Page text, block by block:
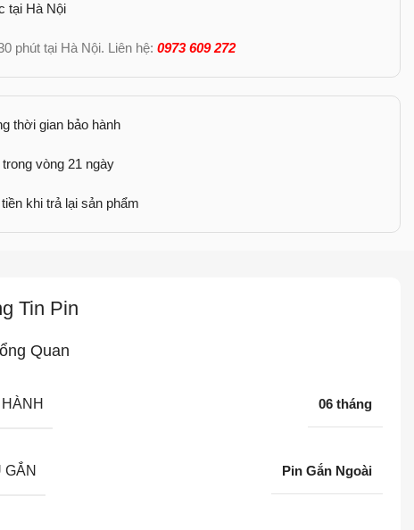
tại Hà Nội
phút tại Hà Nội. Liên hệ: 0973 609 272
thời gian bảo hành
vòng 21 ngày
khi trả lại sản phẩm
Tin Pin
Quan
06 tháng
GẮN Pin Gắn Ngoài